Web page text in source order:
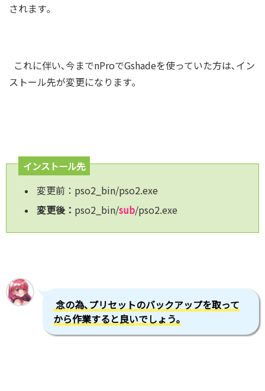
されます｡
これに伴い､今までnProでGshadeを使っていた方は､イン
ストール先が変更になります｡
インストール先
変更前：pso2_bin/pso2.exe
変更後： pso2_bin/sub/pso2.exe
念の為､プリセットのバックアップを取って
から作業すると良いでしょう｡